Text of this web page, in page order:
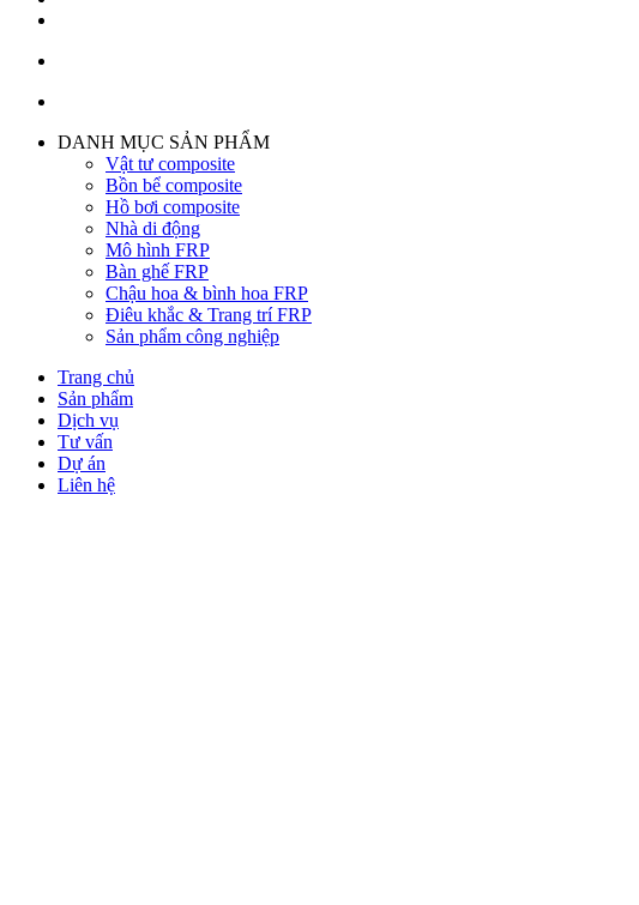
DANH MỤC SẢN PHẨM
Vật tư composite
Bồn bể composite
Hồ bơi composite
Nhà di động
Mô hình FRP
Bàn ghế FRP
Chậu hoa & bình hoa FRP
Điêu khắc & Trang trí FRP
Sản phẩm công nghiệp
Trang chủ
Sản phẩm
Dịch vụ
Tư vấn
Dự án
Liên hệ